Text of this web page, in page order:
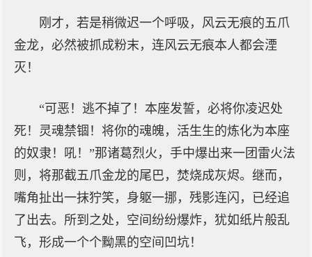
刚才，若是稍微迟一个呼吸，风云无痕的五爪
金龙，必然被抓成粉末，连风云无痕本人都会湮
灭！
“可恶！逃不掉了！本座发誓，必将你凌迟处
死！灵魂禁锢！将你的魂魄，活生生的炼化为本座
的奴隶！吼！”那诸葛烈火，手中爆出来一团雷火法
则，将那截五爪金龙的尾巴，焚烧成灰烬。继而，
嘴角扯出一抹狞笑，身躯一挪，残影连闪，已经追
了出去。所到之处，空间纷纷爆炸，犹如纸片般乱
飞，形成一个个黝黑的空间凹坑！